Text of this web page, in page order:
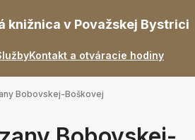
knižnica v Považskej Bystrici
Kontakt a otváracie hodiny
Bobovskej-Boškovej